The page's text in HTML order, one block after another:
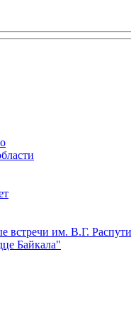
встречи им. В.Г.
Байкала"